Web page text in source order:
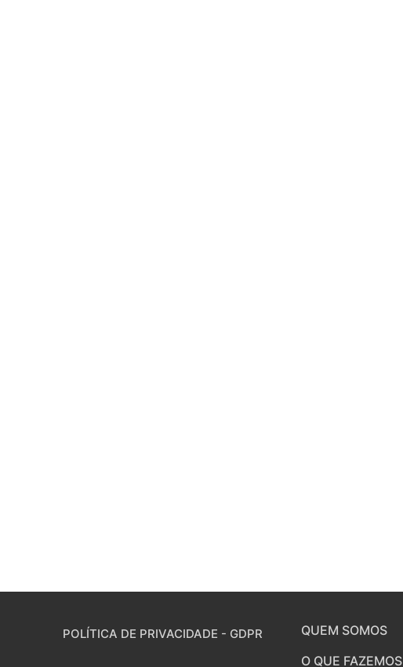
POLÍTICA DE PRIVACIDADE - GDPR
QUEM SOMOS
O QUE FAZEMOS